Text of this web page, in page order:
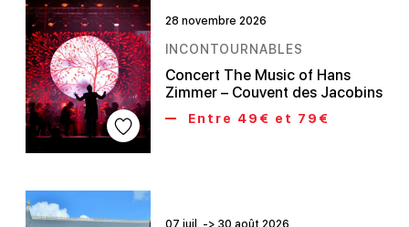
28 novembre 2026
INCONTOURNABLES
Concert The Music of Hans
Zimmer – Couvent des Jacobins
Entre 49€ et 79€
07 juil. -> 30 août 2026